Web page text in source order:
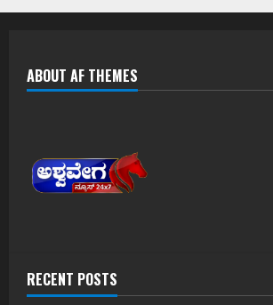
ABOUT AF THEMES
RECENT POSTS